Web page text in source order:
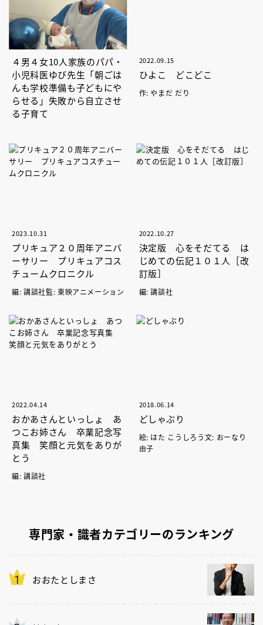
４男４女10人家族のパパ・
小児科医ゆび先生「朝ごは
んも学校準備も子どもにや
らせる」失敗から自立させ
る子育て
2022.09.15
ひよこ どこどこ
作: やまだ だり
2023.10.31
プリキュア２０周年アニバ
ーサリー プリキュアコス
チュームクロニクル
編: 講談社監: 東映アニメーション
2022.10.27
決定版 心をそだてる は
じめての伝記１０１人［改
訂版］
編: 講談社
2022.04.14
おかあさんといっしょ あ
つこお姉さん 卒業記念写
真集 笑顔と元気をありが
とう
編: 講談社
2018.06.14
どしゃぶり
絵: はた こうしろう文: おーなり
由子
専門家・識者カテゴリーのランキング
おおたとしまさ